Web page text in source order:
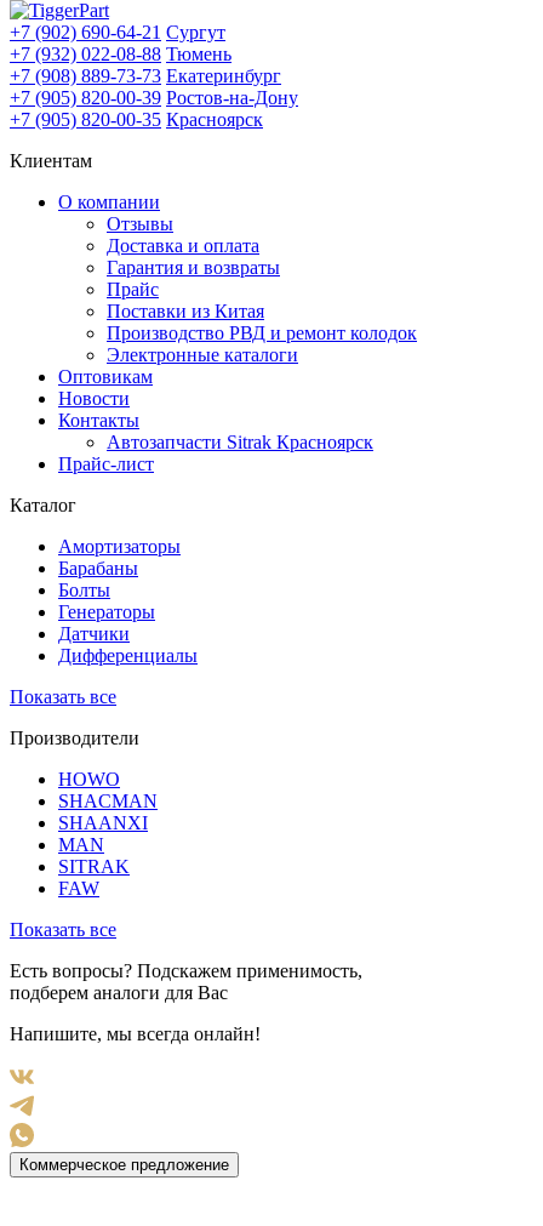
+7 (902) 690-64-21 Сургут
+7 (932) 022-08-88 Тюмень
+7 (908) 889-73-73 Екатеринбург
+7 (905) 820-00-39 Ростов-на-Дону
+7 (905) 820-00-35 Красноярск
Клиентам
О компании
Отзывы
Доставка и оплата
Гарантия и возвраты
Прайс
Поставки из Китая
Производство РВД и ремонт колодок
Электронные каталоги
Оптовикам
Новости
Контакты
Автозапчасти Sitrak Красноярск
Прайс-лист
Каталог
Амортизаторы
Барабаны
Болты
Генераторы
Датчики
Дифференциалы
Показать все
Производители
HOWO
SHACMAN
SHAANXI
MAN
SITRAK
FAW
Показать все
Есть вопросы? Подскажем применимость,
подберем аналоги для Вас
Напишите, мы всегда онлайн!
Коммерческое предложение